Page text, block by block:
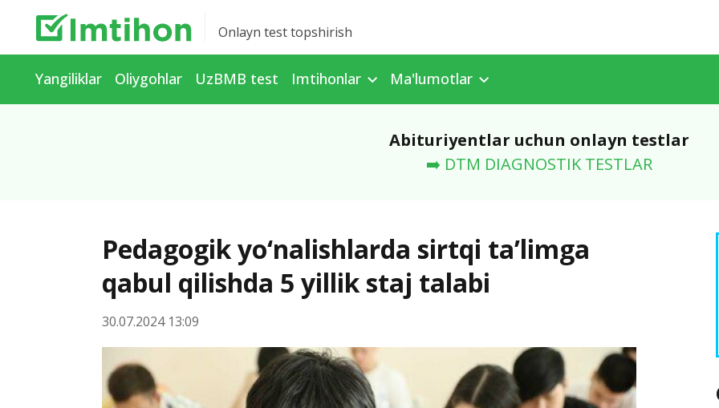
Onlayn test topshirish
Yangiliklar Oliygohlar UzBMB test Imtihonlar Ma'lumotlar
Abituriyentlar uchun onlayn testlar
➡️ DTM DIAGNOSTIK TESTLAR
Pedagogik yo‘nalishlarda sirtqi ta’limga
qabul qilishda 5 yillik staj talabi
30.07.2024 13:09